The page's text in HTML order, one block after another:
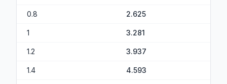
0.8 2.625
1 3.281
1.2 3.937
1.4 4.593